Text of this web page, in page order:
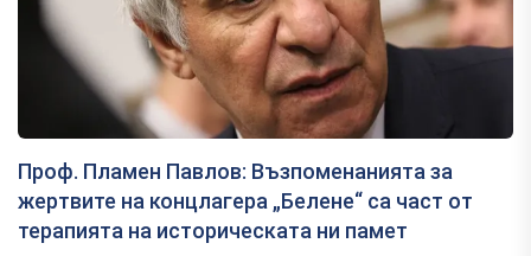
Проф. Пламен Павлов: Възпоменанията за
жертвите на концлагера „Белене“ са част от
терапията на историческата ни памет